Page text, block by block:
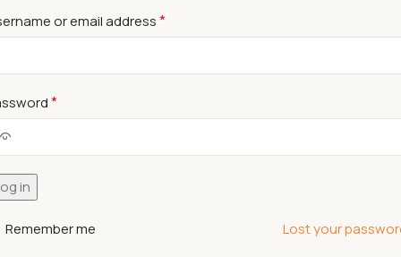
or email address*
*
in
Lost your
Remember me